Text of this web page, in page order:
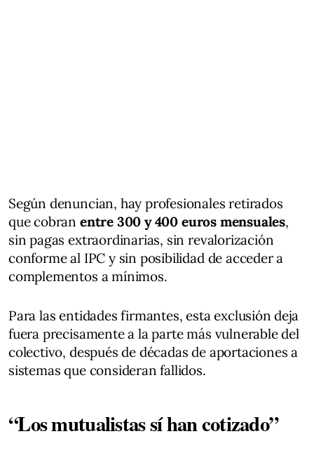
Según denuncian, hay profesionales retirados
que cobran entre 300 y 400 euros mensuales,
sin pagas extraordinarias, sin revalorización
conforme al IPC y sin posibilidad de acceder a
complementos a mínimos.
Para las entidades firmantes, esta exclusión deja
fuera precisamente a la parte más vulnerable del
colectivo, después de décadas de aportaciones a
sistemas que consideran fallidos.
“Los mutualistas sí han cotizado”